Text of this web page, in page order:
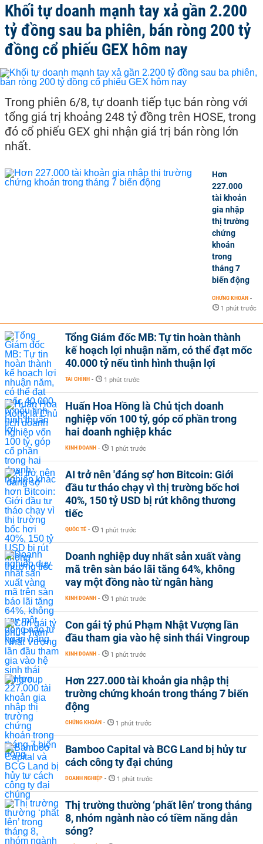
Khối tự doanh mạnh tay xả gần 2.200
tỷ đồng sau ba phiên, bán ròng 200 tỷ
đồng cổ phiếu GEX hôm nay
Trong phiên 6/8, tự doanh tiếp tục bán ròng với
tổng giá trị khoảng 248 tỷ đồng trên HOSE, trong
đó cổ phiếu GEX ghi nhận giá trị bán ròng lớn
nhất.
Hơn
227.000
tài khoản
gia nhập
thị trường
chứng
khoán
trong
tháng 7
biến động
CHỨNG KHOÁN -
1 phút trước
Tổng Giám đốc MB: Tự tin hoàn thành
kế hoạch lợi nhuận năm, có thể đạt mốc
40.000 tỷ nếu tình hình thuận lợi
TÀI CHÍNH - 1 phút trước
Huấn Hoa Hồng là Chủ tịch doanh
nghiệp vốn 100 tỷ, góp cổ phần trong
hai doanh nghiệp khác
KINH DOANH - 1 phút trước
AI trở nên 'đáng sợ' hơn Bitcoin: Giới
đầu tư tháo chạy vì thị trường bốc hơi
40%, 150 tỷ USD bị rút không thương
tiếc
QUỐC TẾ - 1 phút trước
Doanh nghiệp duy nhất sản xuất vàng
mã trên sàn báo lãi tăng 64%, không
vay một đồng nào từ ngân hàng
KINH DOANH - 1 phút trước
Con gái tỷ phú Phạm Nhật Vượng lần
đầu tham gia vào hệ sinh thái Vingroup
KINH DOANH - 1 phút trước
Hơn 227.000 tài khoản gia nhập thị
trường chứng khoán trong tháng 7 biến
động
CHỨNG KHOÁN - 1 phút trước
Bamboo Capital và BCG Land bị hủy tư
cách công ty đại chúng
DOANH NGHIỆP - 1 phút trước
Thị trường thường ‘phất lên’ trong tháng
8, nhóm ngành nào có tiềm năng dẫn
sóng?